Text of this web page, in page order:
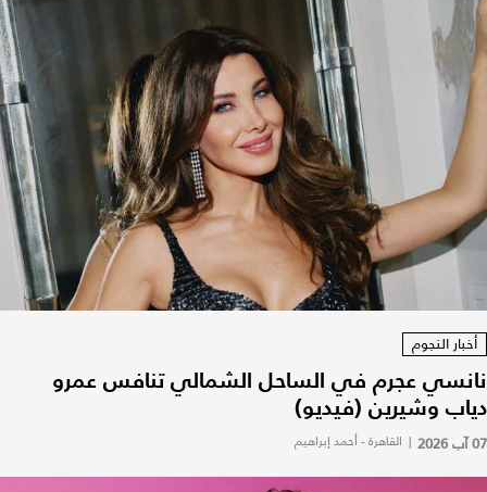
أخبار النجوم
نانسي عجرم في الساحل الشمالي تنافس عمرو
دياب وشيرين (فيديو)
07 آب 2026 | القاهرة - أحمد إبراهيم